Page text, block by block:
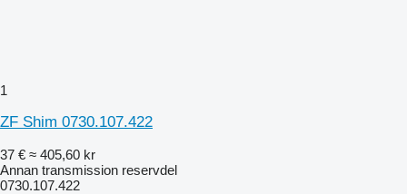
1
ZF Shim 0730.107.422
37 € ≈ 405,60 kr
Annan transmission reservdel
0730.107.422